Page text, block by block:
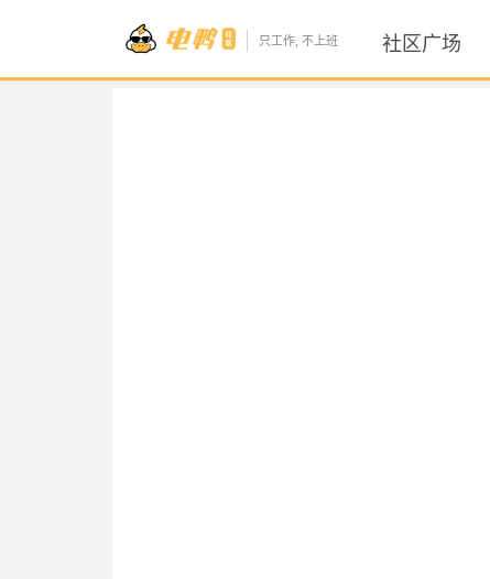
只工作, 不上班 社区广场